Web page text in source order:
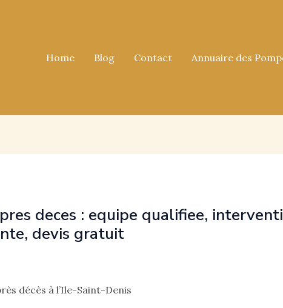
Home
Blog Contact Annuaire des
deces : equipe qualifiee,
devis gratuit
décès à l’Ile-Saint-Denis